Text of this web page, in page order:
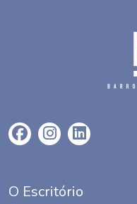
O Escritório